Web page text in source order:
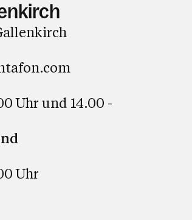
Uhr und 14.00 -
Uhr